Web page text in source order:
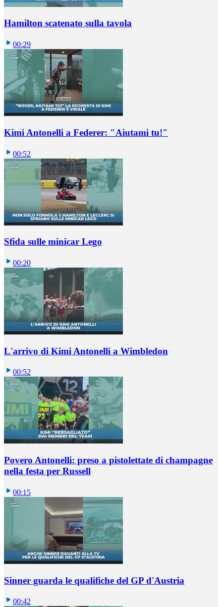
Hamilton scatenato sulla tavola
00:29
Kimi Antonelli a Federer: "Aiutami tu!"
00:52
Sfida sulle minicar Lego
00:20
L'arrivo di Kimi Antonelli a Wimbledon
00:52
Povero Antonelli: preso a pistolettate di champagne
nella festa per Russell
00:15
Sinner guarda le qualifiche del GP d'Austria
00:42